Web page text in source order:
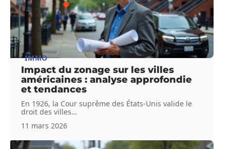
IMMO
Impact du zonage sur les villes
américaines : analyse approfondie
et tendances
En 1926, la Cour suprême des États-Unis valide le
droit des villes…
11 mars 2026